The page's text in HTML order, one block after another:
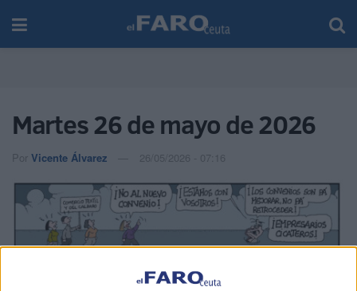
Martes 26 de mayo de 2026
Por Vicente Álvarez 26/05/2026 - 07:16